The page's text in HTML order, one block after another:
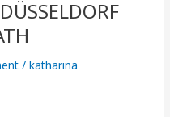
/katharina